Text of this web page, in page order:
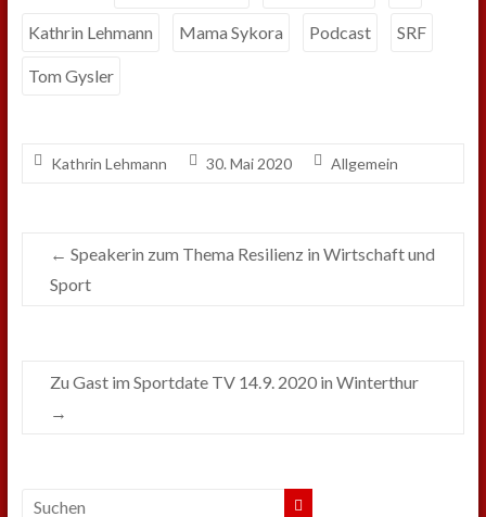
Kathrin Lehmann Mama Sykora Podcast SRF
Tom Gysler
Kathrin Lehmann 30. Mai 2020 Allgemein
← Speakerin zum Thema Resilienz in Wirtschaft und
Sport
Zu Gast im Sportdate TV 14.9. 2020 in Winterthur
→